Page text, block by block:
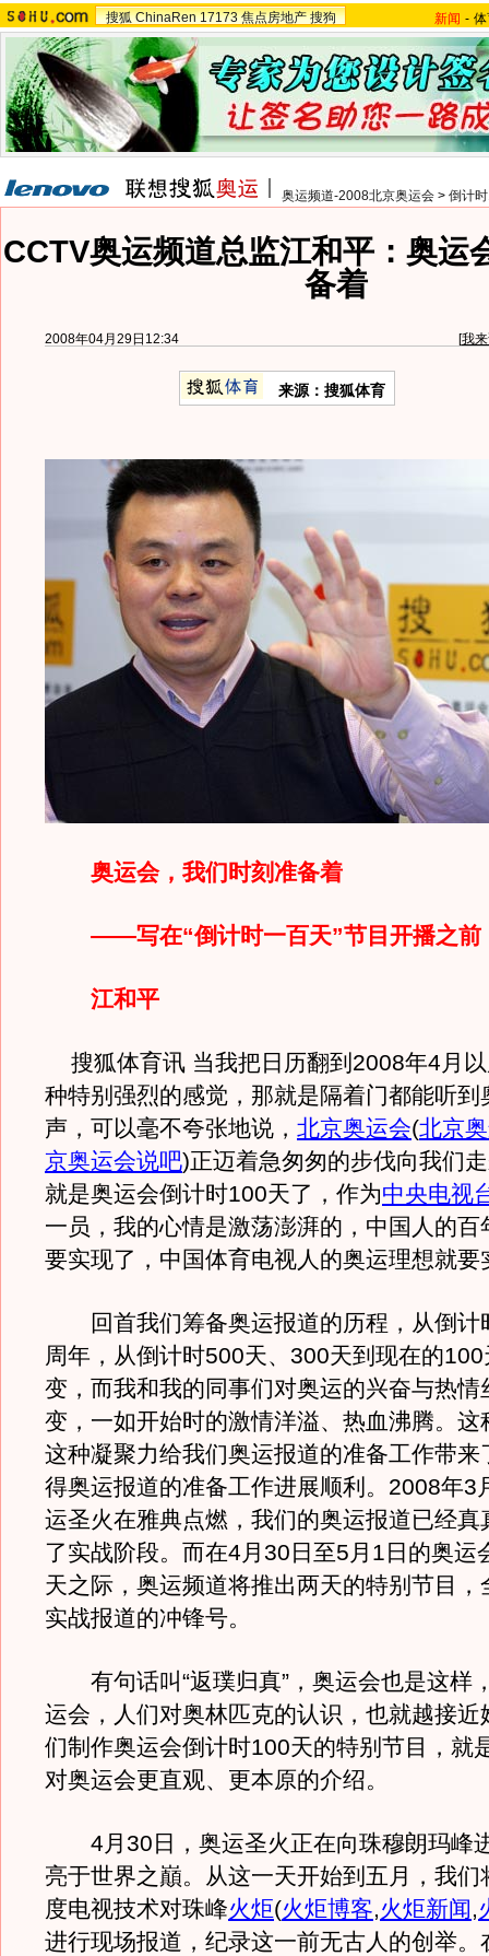
搜狐 ChinaRen 17173 焦点房地产 搜狗 新闻 -
奥运频道-2008北京奥运会 > 倒计
CCTV奥运频道总监江和平：奥运
备着
2008年04月29日12:34 [我
来源：搜狐体育
奥运会，我们时刻准备着
——写在“倒计时一百天”节目开播之前
江和平
搜狐体育讯 当我把日历翻到2008年4月
种特别强烈的感觉，那就是隔着门都能听到
声，可以毫不夸张地说， 北京奥运会(北京
京奥运会说吧)正迈着急匆匆的步伐向我们
就是奥运会倒计时100天了，作为中央电视
一员，我的心情是激荡澎湃的，中国人的百
要实现了，中国体育电视人的奥运理想就要
回首我们筹备奥运报道的历程，从倒计
周年，从倒计时500天、300天到现在的
变，而我和我的同事们对奥运的兴奋与热情
变，一如开始时的激情洋溢、热血沸腾。这
这种凝聚力给我们奥运报道的准备工作带来
得奥运报道的准备工作进展顺利。2008年3
运圣火在雅典点燃，我们的奥运报道已经真
了实战阶段。而在4月30日至5月1日的奥运
天之际，奥运频道将推出两天的特别节目，
实战报道的冲锋号。
有句话叫“返璞归真”，奥运会也是这样
运会，人们对奥林匹克的认识，也就越接近
们制作奥运会倒计时100天的特别节目，就
对奥运会更直观、更本原的介绍。
4月30日，奥运圣火正在向珠穆朗玛峰
亮于世界之巔。从这一天开始到五月，我们
度电视技术对珠峰火炬(火炬博客,火炬新闻,
进行现场报道，纪录这一前无古人的创举。